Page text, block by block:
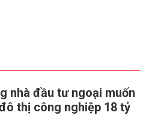
nhà đầu tư ngoại muốn
thị công nghiệp 18 tỷ